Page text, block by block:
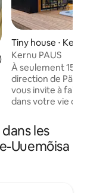
moyenne sur la
Tiny house ⋅
Kernu PAUS
À seulement 15
direction de
vous invite à faire
dans votre vie
s'ouvrant sur
stores de
serrure
les
Uuemõisa